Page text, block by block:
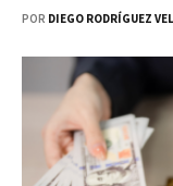
POR DIEGO RODRÍGUEZ